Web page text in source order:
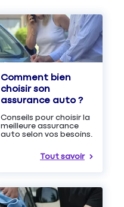
Comment bien
choisir son
assurance auto ?
Conseils pour choisir la
meilleure assurance
auto selon vos besoins.
Tout savoir